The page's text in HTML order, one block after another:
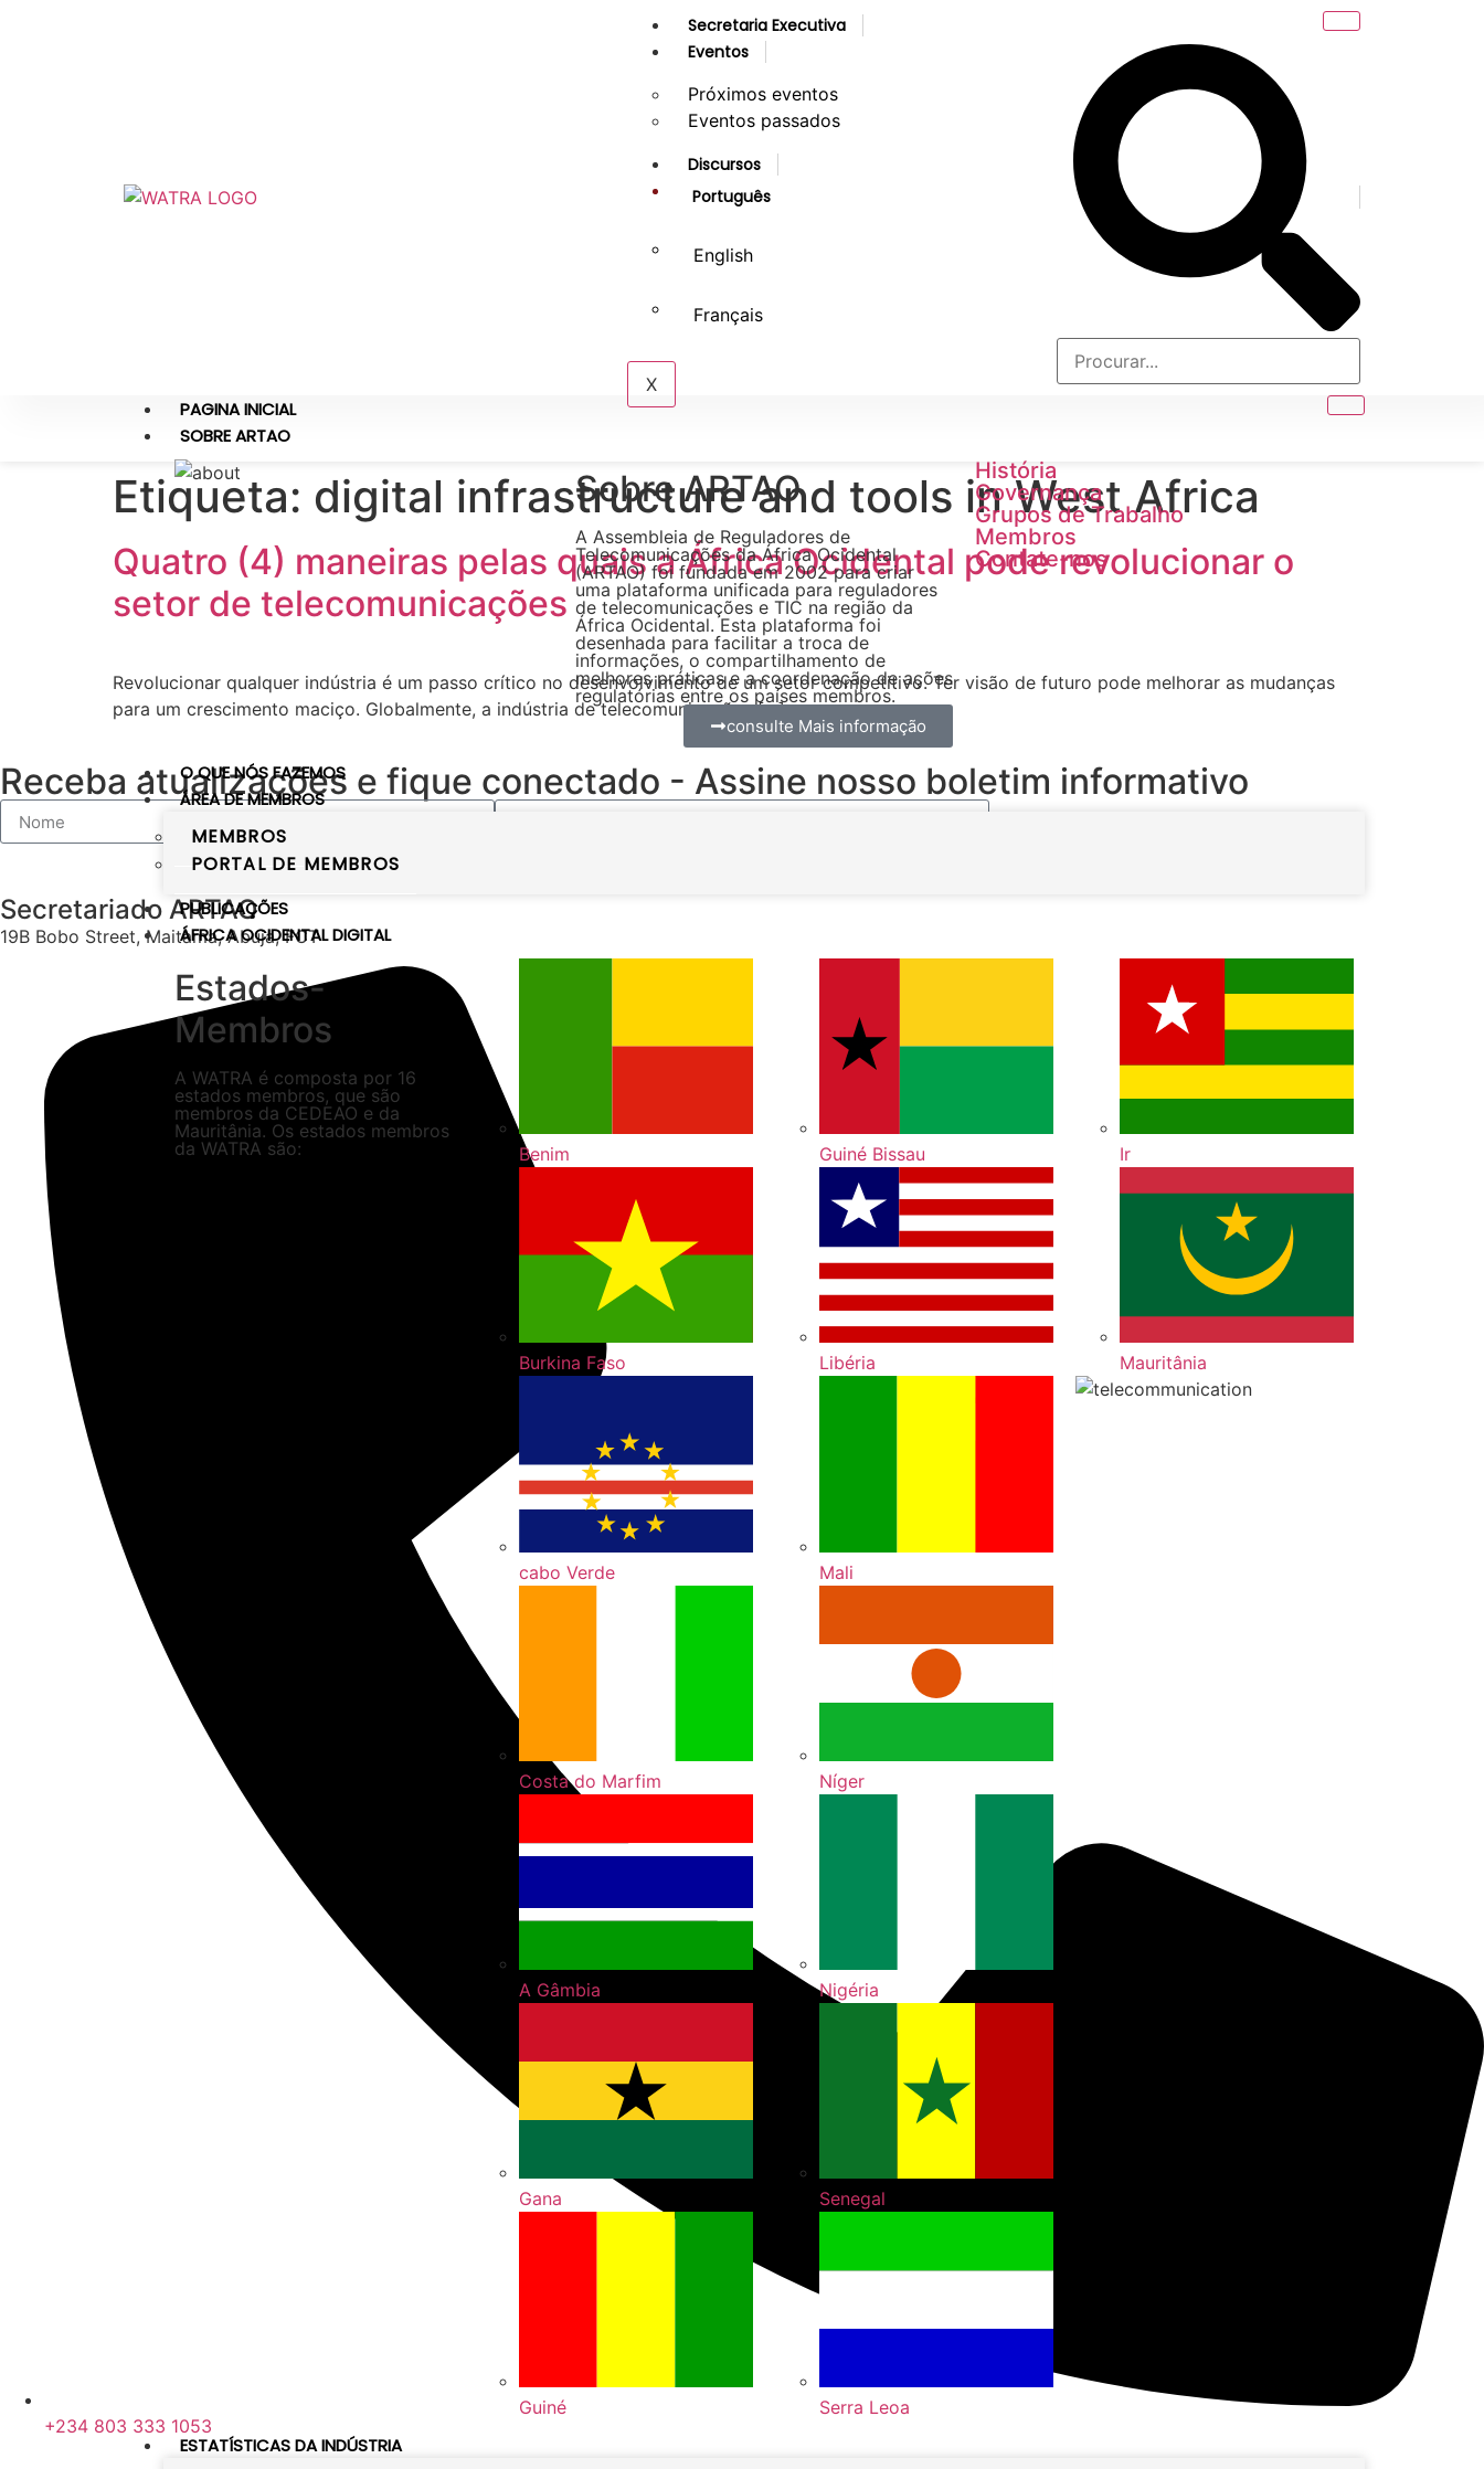
Secretaria Executiva
Eventos
Próximos eventos
Eventos passados
Discursos
Português
English
Français
X
PAGINA INICIAL
SOBRE ARTAO
Sobre ARTAO
A Assembleia de Reguladores de
Telecomunicações da África Ocidental
(ARTAO) foi fundada em 2002 para criar
uma plataforma unificada para reguladores
de telecomunicações e TIC na região da
África Ocidental. Esta plataforma foi
desenhada para facilitar a troca de
informações, o compartilhamento de
melhores práticas e a coordenação de ações
regulatórias entre os países membros.
consulte Mais informação
História
Governança
Grupos de Trabalho
Membros
Contate-nos
O QUE NÓS FAZEMOS
ÁREA DE MEMBROS
MEMBROS
PORTAL DE MEMBROS
PUBLICAÇÕES
ÁFRICA OCIDENTAL DIGITAL
Estados-
Membros
A WATRA é composta por 16
estados membros, que são
membros da CEDEAO e da
Mauritânia. Os estados membros
da WATRA são:
Benim
Burkina Faso
cabo Verde
Costa do Marfim
A Gâmbia
Gana
Guiné
Guiné Bissau
Libéria
Mali
Níger
Nigéria
Senegal
Serra Leoa
Ir
Mauritânia
ESTATÍSTICAS DA INDÚSTRIA
Etiqueta: digital infrastructure and tools in West Africa
Quatro (4) maneiras pelas quais a África Ocidental pode revolucionar o
setor de telecomunicações
Revolucionar qualquer indústria é um passo crítico no desenvolvimento de um setor competitivo. Ter visão de futuro pode melhorar as mudanças
para um crescimento maciço. Globalmente, a indústria de telecomunicações […]
Receba atualizações e fique conectado - Assine nosso boletim informativo
Secretariado ARTAO
19B Bobo Street, Maitama, Abuja, FCT
+234 803 333 1053